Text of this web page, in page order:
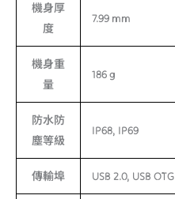
機身厚
度
7.99 mm
機身重
量
186 g
防水防
塵等級
IP68, IP69
傳輸埠 USB 2.0, USB OTG